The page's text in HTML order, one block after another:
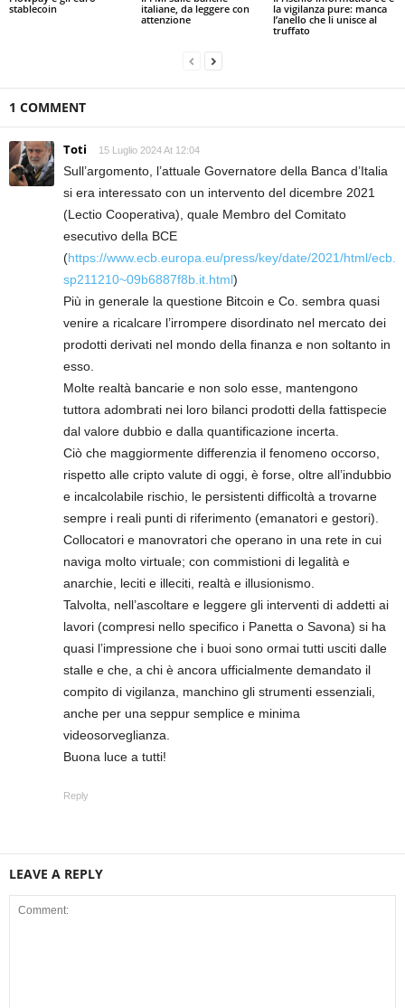
stablecoin
italiane, da leggere con
attenzione
la vigilanza pure: manca
l’anello che li unisce al
truffato
1 COMMENT
Toti 15 Luglio 2024 At 12:04
Sull’argomento, l’attuale Governatore della Banca d’Italia
si era interessato con un intervento del dicembre 2021
(Lectio Cooperativa), quale Membro del Comitato
esecutivo della BCE
(https://www.ecb.europa.eu/press/key/date/2021/html/ecb.
sp211210~09b6887f8b.it.html)
Più in generale la questione Bitcoin e Co. sembra quasi
venire a ricalcare l’irrompere disordinato nel mercato dei
prodotti derivati nel mondo della finanza e non soltanto in
esso.
Molte realtà bancarie e non solo esse, mantengono
tuttora adombrati nei loro bilanci prodotti della fattispecie
dal valore dubbio e dalla quantificazione incerta.
Ciò che maggiormente differenzia il fenomeno occorso,
rispetto alle cripto valute di oggi, è forse, oltre all’indubbio
e incalcolabile rischio, le persistenti difficoltà a trovarne
sempre i reali punti di riferimento (emanatori e gestori).
Collocatori e manovratori che operano in una rete in cui
naviga molto virtuale; con commistioni di legalità e
anarchie, leciti e illeciti, realtà e illusionismo.
Talvolta, nell’ascoltare e leggere gli interventi di addetti ai
lavori (compresi nello specifico i Panetta o Savona) si ha
quasi l’impressione che i buoi sono ormai tutti usciti dalle
stalle e che, a chi è ancora ufficialmente demandato il
compito di vigilanza, manchino gli strumenti essenziali,
anche per una seppur semplice e minima
videosorveglianza.
Buona luce a tutti!
Reply
LEAVE A REPLY